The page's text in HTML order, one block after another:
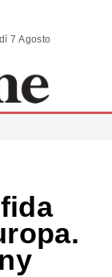
| SCENARI - venerdì 7 Agosto 2026